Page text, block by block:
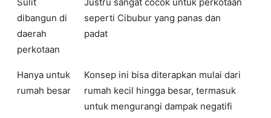
Sulit
dibangun di
daerah
perkotaan
Justru sangat cocok untuk perkotaan
seperti Cibubur yang panas dan
padat
Hanya untuk
rumah besar
Konsep ini bisa diterapkan mulai dari
rumah kecil hingga besar, termasuk
untuk mengurangi dampak negatifi